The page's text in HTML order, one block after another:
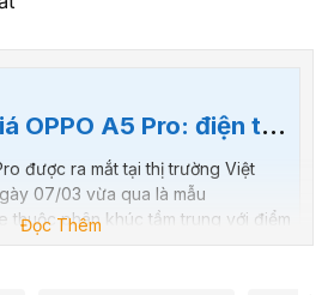
AI bền bỉ, pin trâu, hợp shipper, tài xế nhưng phải đánh đổi một vài thứ quan trọng
được ra mắt tại thị trường Việt
07/03 vừa qua là mẫu
thuộc phân khúc tầm trung với điểm
khả năng chống chịu bền bỉ trong
Đọc Thêm